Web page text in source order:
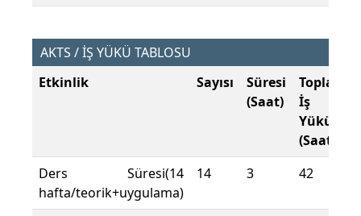
AKTS / İŞ YÜKÜ TABLOSU
Etkinlik
Sayısı
Süresi
(Saat)
Toplam
İş
Yükü
(Saat)
Ders Süresi(14
hafta/teorik+uygulama)
14 3 42